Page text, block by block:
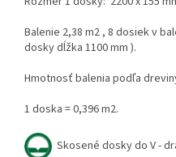
Balenie 2,38 m2 , 8 dosiek v
dosky dĺžka 1100 mm ).
Hmotnosť balenia podľa
1 doska = 0,396 m2.
Skosené dosky do V -